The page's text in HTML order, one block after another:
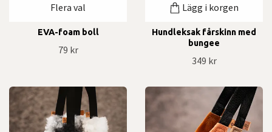
Flera val
EVA-foam boll
79 kr
Lägg i korgen
Hundleksak fårskinn med
bungee
349 kr